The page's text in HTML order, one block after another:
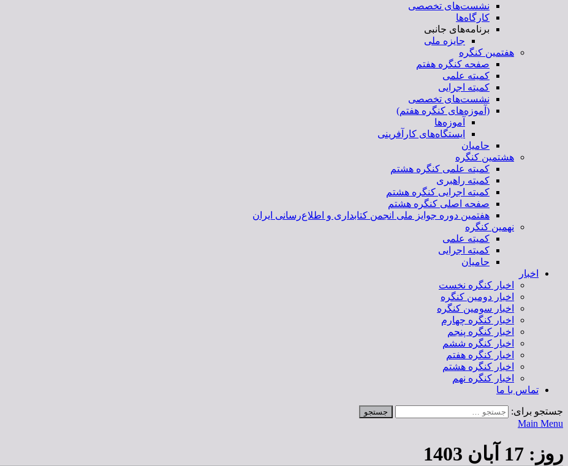
نشست‌های تخصصی
کارگاه‌ها
برنامه‌های جانبی
جایزه ملی
هفتمین کنگره
صفحه کنگره هفتم
کمیته علمی
کمیته اجرایی
نشست‌های تخصصی
(آموزه‌های کنگره هفتم)
آموزه‌ها
ایستگاه‌های کارآفرینی
حامیان
هشتمین کنگره
کمیته علمی کنگره هشتم
کمیته راهبری
کمیته اجرایی کنگره هشتم
صفحه اصلی کنگره هشتم
هفتمین دوره جوایز ملی انجمن کتابداری و اطلاع‌رسانی ایران
نهمین کنگره
کمیته علمی
کمیته اجرایی
حامیان
اخبار
اخبار کنگره نخست
اخبار دومین کنگره
اخبار سومین کنگره
اخبار کنگره چهارم
اخبار کنگره پنجم
اخبار کنگره ششم
اخبار کنگره هفتم
اخبار کنگره هشتم
اخبار کنگره نهم
تماس با ما
جستجو برای:
Main Menu
روز: 17 آبان 1403